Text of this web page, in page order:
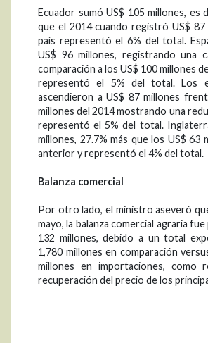
Ecuador sumó US$ 105 millones, es
que el 2014 cuando registró US$ 87
país representó el 6% del total.
US$ 96 millones, registrando una
comparación a los US$ 100 millones
representó el 5% del total. Los
ascendieron a US$ 87 millones
millones del 2014 mostrando una
representó el 5% del total.
millones, 27.7% más que los US$ 63
anterior y representó el 4% del total.
Balanza comercial
Por otro lado, el ministro aseveró
mayo, la balanza comercial agraria
132 millones, debido a un total
1,780 millones en comparación
millones en importaciones, como
recuperación del precio de los